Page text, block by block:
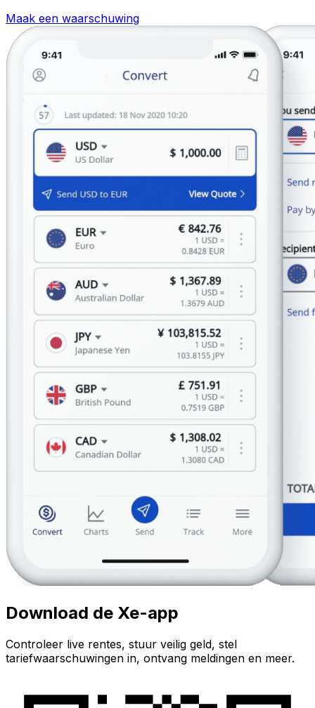
Maak een waarschuwing
Download de Xe-app
Controleer live rentes, stuur veilig geld, stel
tariefwaarschuwingen in, ontvang meldingen en meer.